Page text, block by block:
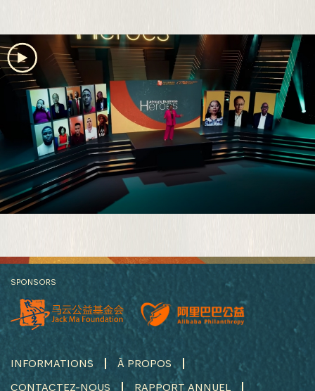
SPONSORS
INFORMATIONS
À PROPOS
CONTACTEZ-NOUS
RAPPORT ANNUEL